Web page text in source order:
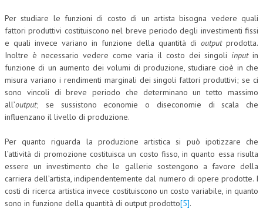
Per studiare le funzioni di costo di un artista bisogna vedere quali
fattori produttivi costituiscono nel breve periodo degli investimenti fissi
e quali invece variano in funzione della quantità di outputprodotta.
Inoltre è necessario vedere come varia il costo dei singoli inputin
funzione di un aumento dei volumi di produzione, studiare cioè in che
misura variano i rendimenti marginali dei singoli fattori produttivi; se ci
sono vincoli di breve periodo che determinano un tetto massimo
all’output; se sussistono economie o diseconomie di scala che
influenzano il livello di produzione.
Per quanto riguarda la produzione artistica si può ipotizzare che
l’attività di promozione costituisca un costo fisso, in quanto essa risulta
essere un investimento che le gallerie sostengono a favore della
carriera dell’artista, indipendentemente dal numero di opere prodotte. I
costi di ricerca artistica invece costituiscono un costo variabile, in quanto
sono in funzione della quantità di output prodotto[5].